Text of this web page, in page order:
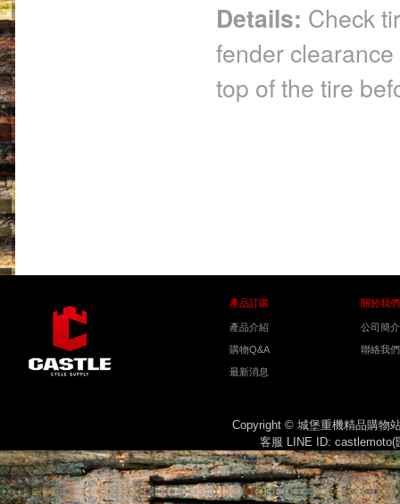
Details: Check
fender
top of the tire
產品訂購 關於我們
產品介紹
購物Q&A
最新消息
公司簡介
聯絡我們
Copyright © 城堡重機精品購物
客服 LINE ID: